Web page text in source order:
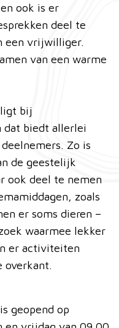
ook is er
deel te
een vrijwilliger.
van een warme
bij
dat biedt allerlei
Zo is
de geestelijk
ook deel te nemen
zoals
er soms dieren –
waarmee lekker
er activiteiten
overkant.
geopend op